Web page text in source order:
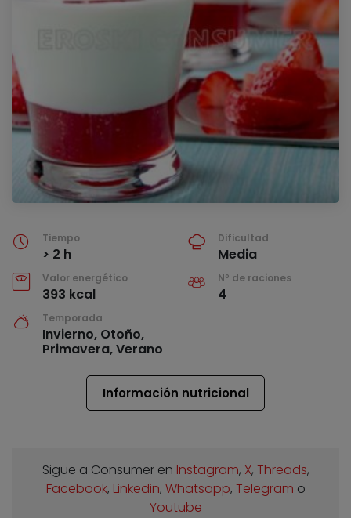
Tiempo
> 2 h
Dificultad
Media
Valor energético
393 kcal
Nº de raciones
4
Temporada
Invierno, Otoño,
Primavera, Verano
Información nutricional
Sigue a Consumer en Instagram, X, Threads,
Facebook, Linkedin, Whatsapp, Telegram o
Youtube